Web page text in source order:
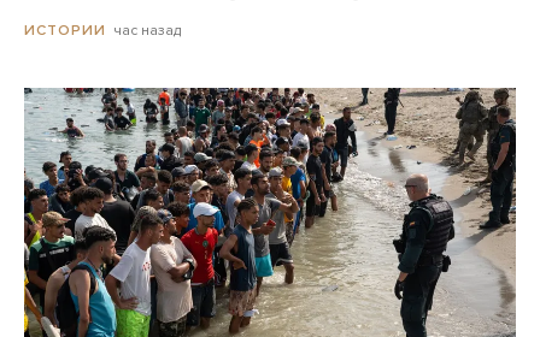
ИСТОРИИ час назад